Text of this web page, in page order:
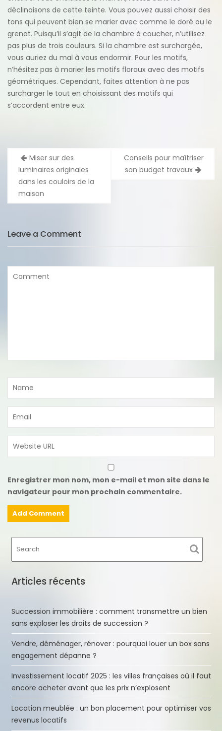
déclinaisons de cette teinte. Vous pouvez aussi choisir des
tons qui peuvent bien se marier avec comme le doré ou le
grenat. Puisqu’il s’agit de la chambre à coucher, n’utilisez
pas plus de trois couleurs. Si la chambre est surchargée,
vous auriez du mal à vous endormir. Pour les motifs,
n’hésitez pas à marier les motifs floraux avec des motifs
géométriques. Cependant, faites attention à ne pas
surcharger le tout en choisissant des motifs qui
s’accordent entre eux.
Navigation
de
l’article
Miser sur des
luminaires originales
dans les couloirs de la
maison
Conseils pour maîtriser
son budget travaux
Leave a Comment
Enregistrer mon nom, mon e-mail et mon site dans le
navigateur pour mon prochain commentaire.
Articles récents
Succession immobilière : comment transmettre un bien
sans exploser les droits de succession ?
Vendre, déménager, rénover : pourquoi louer un box sans
engagement dépanne ?
Investissement locatif 2025 : les villes françaises où il faut
encore acheter avant que les prix n’explosent
Location meublée : un bon placement pour optimiser vos
revenus locatifs